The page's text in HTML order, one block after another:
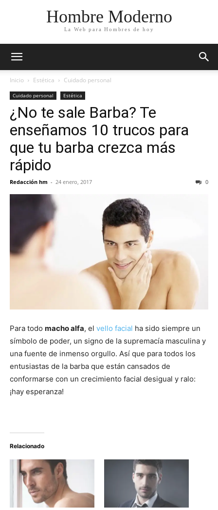
Hombre Moderno
La Web para Hombres de hoy
Inicio Estética Cuidado personal
Cuidado personal Estética
¿No te sale Barba? Te
enseñamos 10 trucos para
que tu barba crezca más
rápido
Redacción hm - 24 enero, 2017 0
Para todo macho alfa, el vello facial ha sido siempre un
símbolo de poder, un signo de la supremacía masculina y
una fuente de inmenso orgullo. Así que para todos los
entusiastas de la barba que están cansados de
conformarse con un crecimiento facial desigual y ralo:
¡hay esperanza!
Relacionado